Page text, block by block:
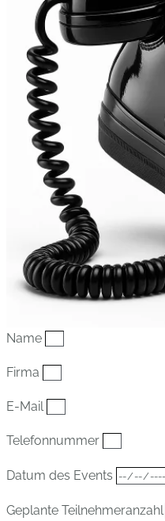
Name
Firma
E-Mail
Telefonnummer
Datum des Events
Geplante Teilnehmeranzahl